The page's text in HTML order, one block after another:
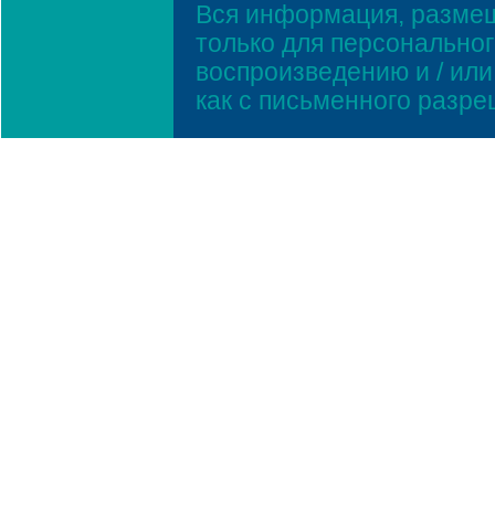
Вся информация,
только для
воспроизведению и /
как с письменного